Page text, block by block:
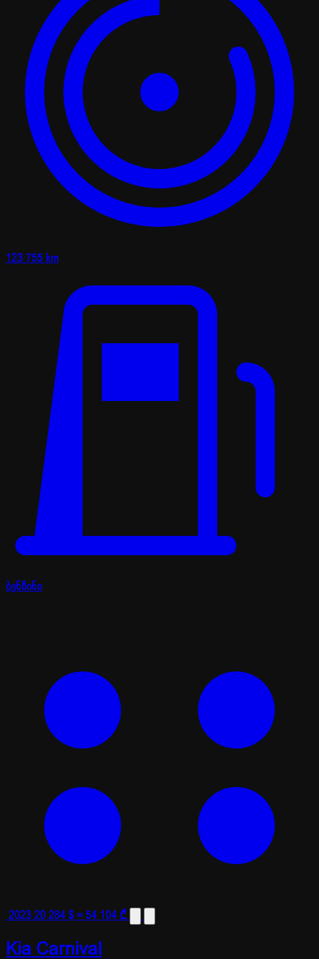
123 755 km
ბენზინი
202320 284 $≈ 54 104 ₾
Kia Carnival